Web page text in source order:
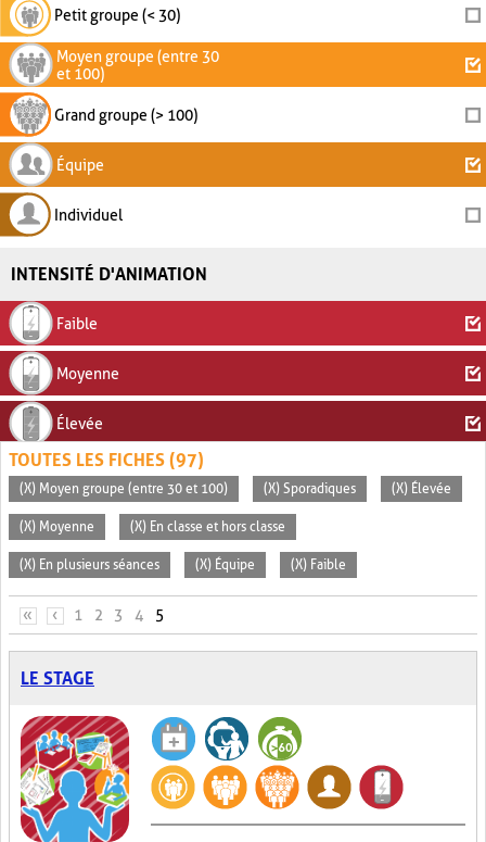
Petit groupe (< 30)
Moyen groupe (entre 30
et 100)
Grand groupe (> 100)
Équipe
Individuel
INTENSITÉ D'ANIMATION
Faible
Moyenne
Élevée
TOUTES LES FICHES (97)
(X) Moyen groupe (entre 30 et 100) (X) Sporadiques (X) Élevée
(X) Moyenne (X) En classe et hors classe
(X) En plusieurs séances (X) Équipe (X) Faible
PAGES
« ‹ 1 2 3 4 5
LE STAGE